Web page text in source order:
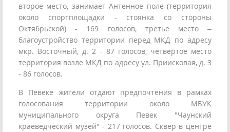
второе место, занимает Антенное поле (территория
около спортплощадки - стоянка со стороны
Октябрьской) - 169 голосов, третье место –
благоустройство территории перед МКД по адресу
мкр. Восточный, д. 2 - 87 голосов, четвертое место
территория возле МКД по адресу ул. Приисковая, д. 3
- 86 голосов.
В Певеке жители отдают предпочтения в рамках
голосования территории около МБУК
муниципального округа Певек "Чаунский
краеведческий музей" - 217 голосов. Сквер в центре